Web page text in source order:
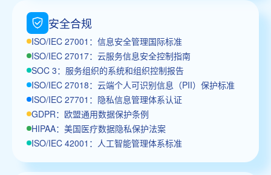
安全合规
ISO/IEC 27001：信息安全管理国际标准
ISO/IEC 27017：云服务信息安全控制指南
SOC 3：服务组织的系统和组织控制报告
ISO/IEC 27018：云端个人可识别信息（PII）保护标准
ISO/IEC 27701：隐私信息管理体系认证
GDPR：欧盟通用数据保护条例
HIPAA：美国医疗数据隐私保护法案
ISO/IEC 42001：人工智能管理体系标准